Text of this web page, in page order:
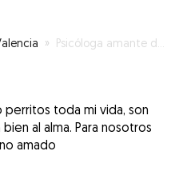
» Psicóloga amante de los perros
toda mi vida, son
al alma. Para nosotros
amado